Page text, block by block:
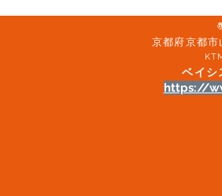
京都府京都
ベイシ
https://